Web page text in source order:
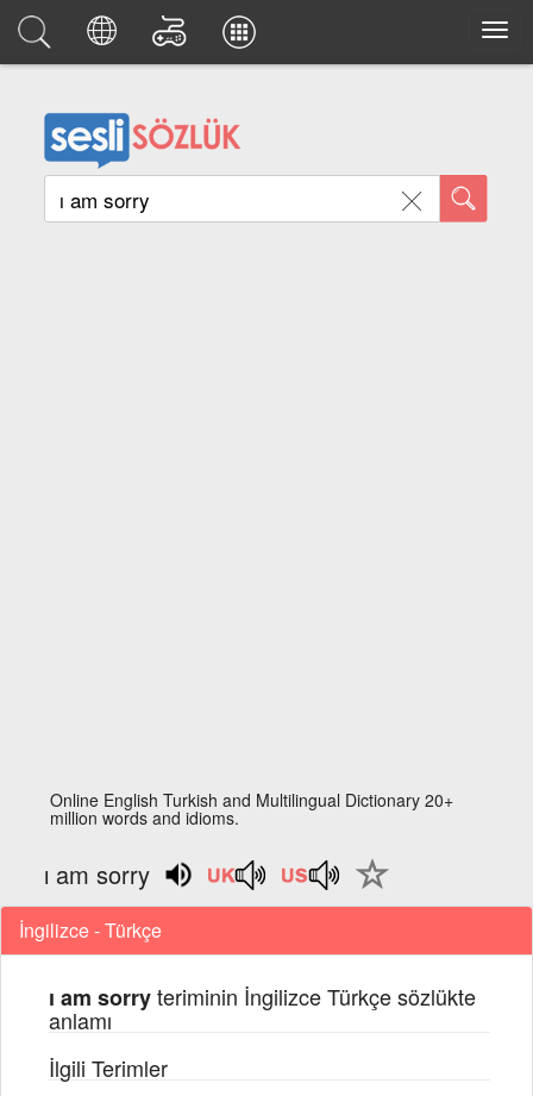
Online English Turkish and Multilingual Dictionary 20+
million words and idioms.
ı am sorry
İngilizce - Türkçe
ı am sorryteriminin İngilizce Türkçe sözlükte
anlamı
İlgili Terimler